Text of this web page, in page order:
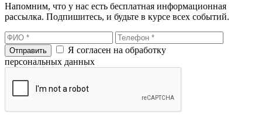
Напомним, что у нас есть бесплатная информационная
рассылка. Подпишитесь, и будьте в курсе всех событий.
Я согласен на обработку
персональных данных